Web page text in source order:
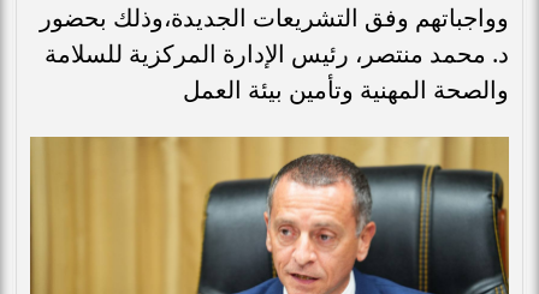
وواجباتهم وفق التشريعات الجديدة،وذلك بحضور
د. محمد منتصر، رئيس الإدارة المركزية للسلامة
والصحة المهنية وتأمين بيئة العمل